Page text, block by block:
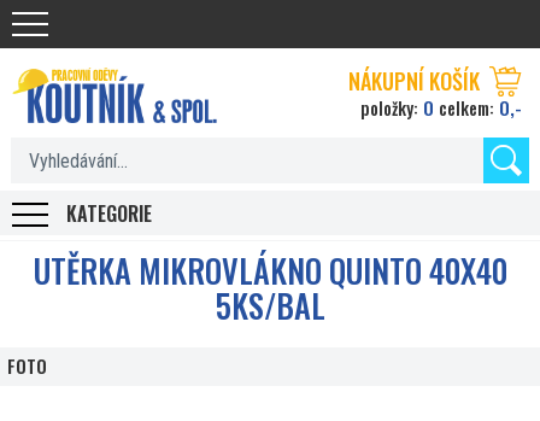
Koutnik.com
UTĚRKA MIKROVLÁKNO QUINTO 40X40
5KS/BAL
FOTO
KATEGORIE
NÁKUPNÍ KOŠÍK
položky: 0 celkem: 0,-